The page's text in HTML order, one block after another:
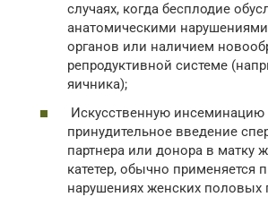
случаях, когда бесплодие
анатомическими
органов или наличием
репродуктивной системе
яичника);
Искусственную инсеминацию
принудительное введение
партнера или донора в матку
катетер, обычно применяется
нарушениях женских половых